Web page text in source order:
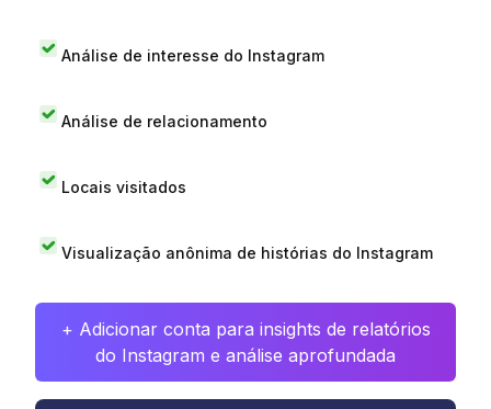
Análise de interesse do Instagram
Análise de relacionamento
Locais visitados
Visualização anônima de histórias do Instagram
+ Adicionar conta para insights de relatórios
do Instagram e análise aprofundada